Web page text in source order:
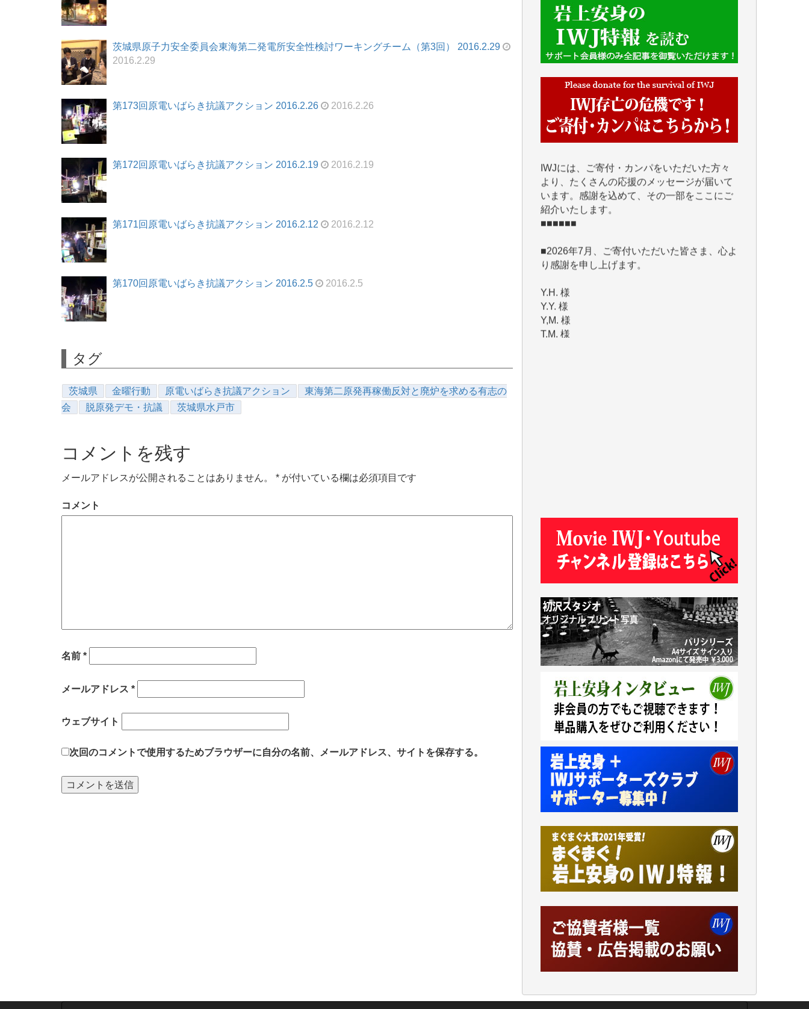
茨城県原子力安全委員会東海第二発電所安全性検討ワーキングチーム（第3回） 2016.2.29
2016.2.29
第173回原電いばらき抗議アクション 2016.2.26 2016.2.26
第172回原電いばらき抗議アクション 2016.2.19 2016.2.19
第171回原電いばらき抗議アクション 2016.2.12 2016.2.12
第170回原電いばらき抗議アクション 2016.2.5 2016.2.5
タグ
茨城県 金曜行動 原電いばらき抗議アクション
東海第二原発再稼働反対と廃炉を求める有志の
会
脱原発デモ・抗議 茨城県水戸市
コメントを残す
メールアドレスが公開されることはありません。 * が付いている欄は必須項目です
コメント
名前 *
メールアドレス *
ウェブサイト
次回のコメントで使用するためブラウザーに自分の名前、メールアドレス、サイトを保存する。
■■■■■■
います。感謝を込めて、その一部をここにご
紹介いたします。
■■■■■■
■2026年7月、ご寄付いただいた皆さま、心よ
Y.H. 様
Y,M. 様
T.M. 様
マツモト ヤスアキ 様
マシオン 恵美香 様
ASAKO TAKAESU 様
マシオン恵美香 様
平野智生 様
山本賢二 様
吉住俊昭 様
徳山匡 様
金 盛起 様
塩川 晃平 様
松本益美 様
井出 隆太 様
及川昭男 様
岩井祐子 様
藤田英之 様
藤岡比左志 様
井出 隆太 様
小池説夫 様
アオキカナメ 様
諸般の事情によりIWJ会費払えず今は非会員
です。市民側に立つ講演会にIWJのカメラマ
われるのはあまりにもったいない。少しでも
お役立てください。（H.O.様）
今日、僅かですがカンパしました。（T.M.
様）
今日、僅かですがカンパしました。IWJの危
機を乗り切るには到底及ばない額ですが病気
の妻を抱えている私にとっては精一杯のカン
パです。
かねてよりIWJが発してきた膨大な取材記事
ューは大袈裟ではなく、極めて重要な知的財